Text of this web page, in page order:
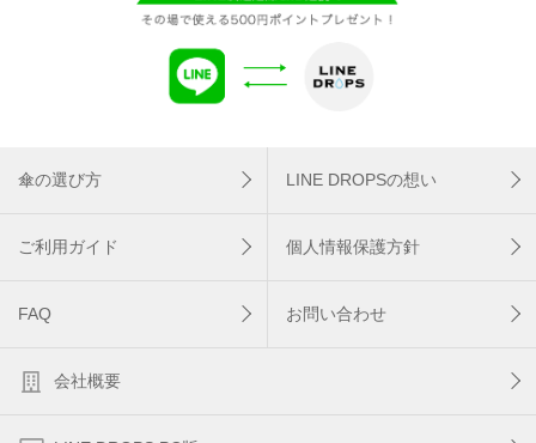
傘の選び方 LINE DROPSの想い
ご利用ガイド 個人情報保護方針
FAQ お問い合わせ
会社概要